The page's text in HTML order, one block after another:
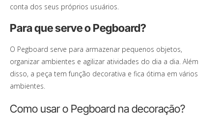
conta dos seus próprios usuários.
Para que serve o Pegboard?
O Pegboard serve para armazenar pequenos objetos,
organizar ambientes e agilizar atividades do dia a dia. Além
disso, a peça tem função decorativa e fica ótima em vários
ambientes.
Como usar o Pegboard na decoração?